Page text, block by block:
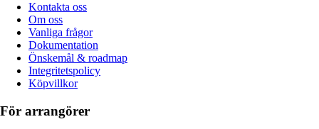
Kontakta oss
Om oss
Vanliga frågor
Dokumentation
Önskemål & roadmap
Integritetspolicy
Köpvillkor
För arrangörer